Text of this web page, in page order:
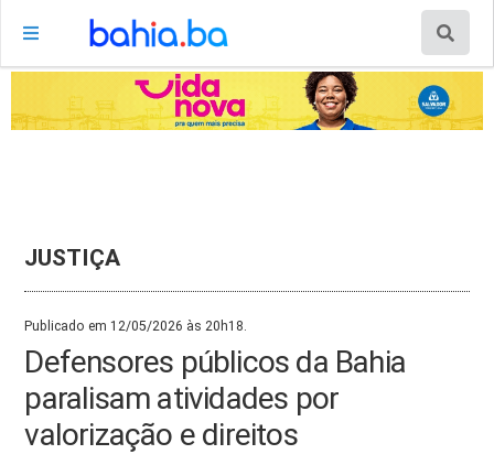
JUSTIÇA
Publicado em 12/05/2026 às 20h18.
Defensores públicos da Bahia
paralisam atividades por
valorização e direitos